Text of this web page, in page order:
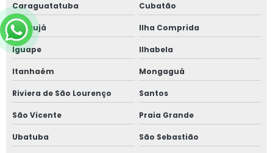
Caraguatatuba Cubatão
Guarujá Ilha Comprida
Iguape Ilhabela
Itanhaém Mongaguá
Riviera de São Lourenço Santos
São Vicente Praia Grande
Ubatuba São Sebastião